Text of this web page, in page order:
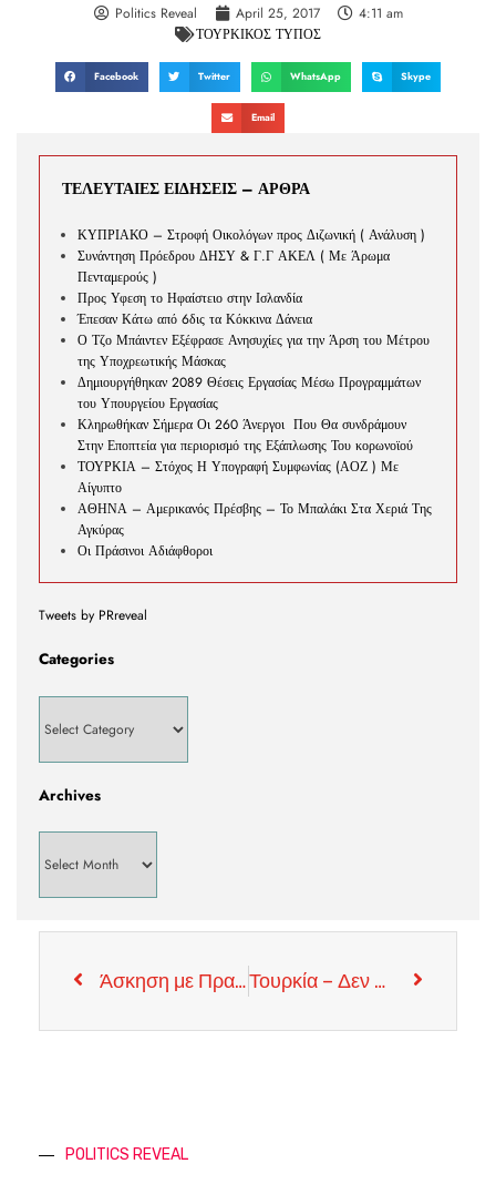
Politics Reveal April 25, 2017
4:11 am
ΤΟΥΡΚΙΚΟΣ ΤΥΠΟΣ
Facebook Twitter WhatsApp Skype
Email
ΤΕΛΕΥΤΑΙΕΣ ΕΙΔΗΣΕΙΣ – ΑΡΘΡΑ
ΚΥΠΡΙΑΚΟ – Στροφή Οικολόγων προς Διζωνική ( Ανάλυση )
Συνάντηση Πρόεδρου ΔΗΣΥ & Γ.Γ ΑΚΕΛ ( Με Άρωμα
Πενταμερούς )
Προς Υφεση το Ηφαίστειο στην Ισλανδία
Έπεσαν Κάτω από 6δις τα Κόκκινα Δάνεια
Ο Τζο Μπάιντεν Εξέφρασε Ανησυχίες για την Άρση του Μέτρου
της Υποχρεωτικής Μάσκας
Δημιουργήθηκαν 2089 Θέσεις Εργασίας Μέσω Προγραμμάτων
του Υπουργείου Εργασίας
Κληρωθήκαν Σήμερα Οι 260 Άνεργοι Που Θα συνδράμουν
Στην Εποπτεία για περιορισμό της Εξάπλωσης Του κορωνοϊού
ΤΟΥΡΚΙΑ – Στόχος Η Υπογραφή Συμφωνίας (ΑΟΖ ) Με
Αίγυπτο
ΑΘΗΝΑ – Αμερικανός Πρέσβης – Το Μπαλάκι Στα Χεριά Της
Αγκύρας
Οι Πράσινοι Αδιάφθοροι
Tweets by PRreveal
Categories
Archives
Άσκηση με Πραγματικά Πυρά Διεξάγει η Τουρκία στην Κυπριακή ΑΟΖ Τουρκία – Δεν Μπορεί να Υπάρξει Αναγνώριση του Ψευδοκράτους
POLITICS REVEAL